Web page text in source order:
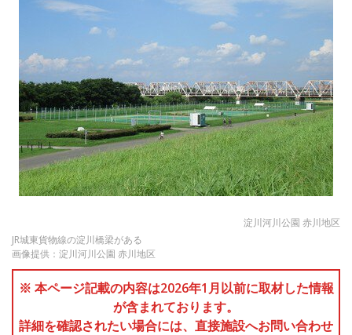
淀川河川公園 赤川地区
JR城東貨物線の淀川橋梁がある
画像提供：淀川河川公園 赤川地区
※ 本ページ記載の内容は2026年1月以前に取材した情報
が含まれております。
詳細を確認されたい場合には、直接施設へお問い合わせ